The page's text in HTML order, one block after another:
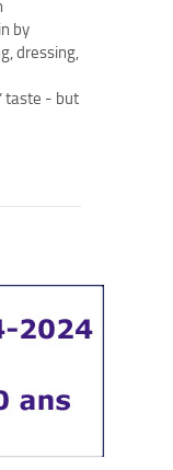
by
dressing,
taste - but